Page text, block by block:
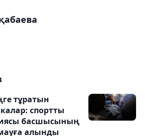
тұратын
спортты
басшысының
алынды